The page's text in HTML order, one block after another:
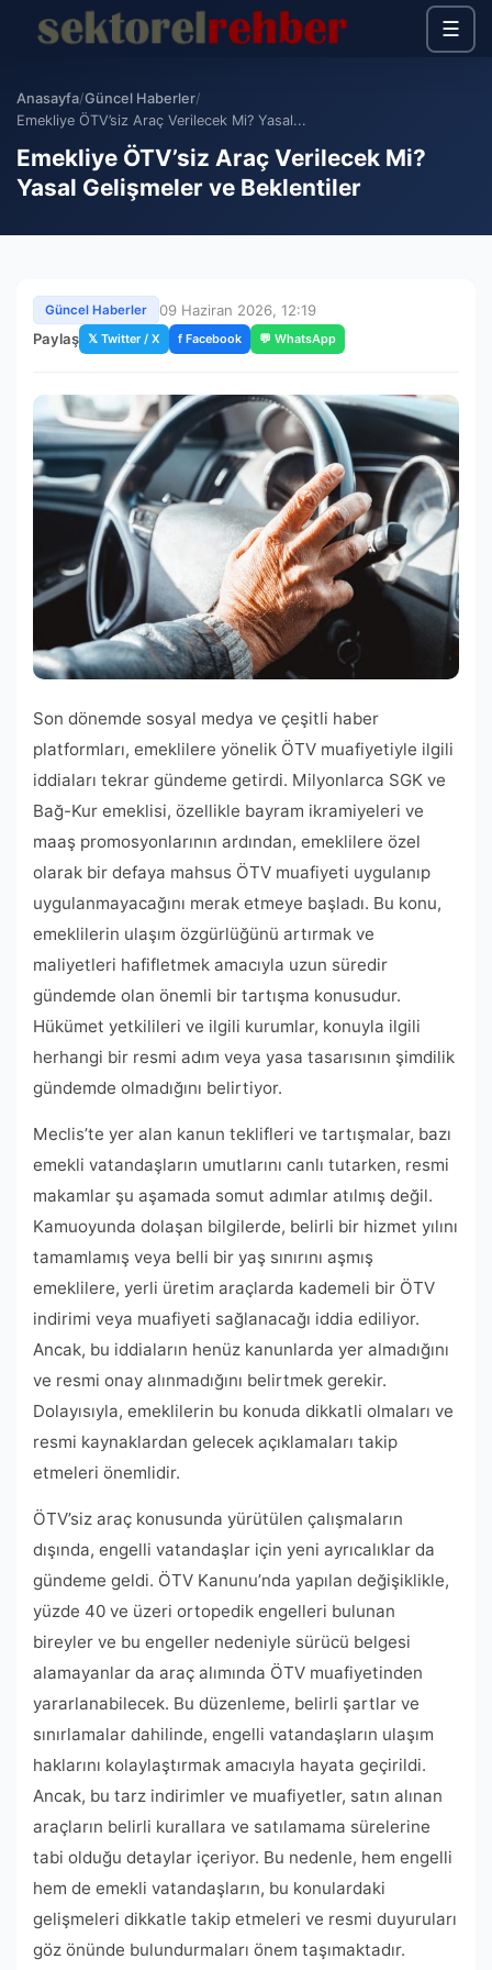
☰
Anasayfa/Güncel Haberler/
Emekliye ÖTV’siz Araç Verilecek Mi? Yasal...
Emekliye ÖTV’siz Araç Verilecek Mi?
Yasal Gelişmeler ve Beklentiler
Güncel Haberler
09 Haziran 2026, 12:19
Paylaş 𝕏 Twitter / X f Facebook 💬 WhatsApp
Son dönemde sosyal medya ve çeşitli haber
platformları, emeklilere yönelik ÖTV muafiyetiyle ilgili
iddiaları tekrar gündeme getirdi. Milyonlarca SGK ve
Bağ-Kur emeklisi, özellikle bayram ikramiyeleri ve
maaş promosyonlarının ardından, emeklilere özel
olarak bir defaya mahsus ÖTV muafiyeti uygulanıp
uygulanmayacağını merak etmeye başladı. Bu konu,
emeklilerin ulaşım özgürlüğünü artırmak ve
maliyetleri hafifletmek amacıyla uzun süredir
gündemde olan önemli bir tartışma konusudur.
Hükümet yetkilileri ve ilgili kurumlar, konuyla ilgili
herhangi bir resmi adım veya yasa tasarısının şimdilik
gündemde olmadığını belirtiyor.
Meclis’te yer alan kanun teklifleri ve tartışmalar, bazı
emekli vatandaşların umutlarını canlı tutarken, resmi
makamlar şu aşamada somut adımlar atılmış değil.
Kamuoyunda dolaşan bilgilerde, belirli bir hizmet yılını
tamamlamış veya belli bir yaş sınırını aşmış
emeklilere, yerli üretim araçlarda kademeli bir ÖTV
indirimi veya muafiyeti sağlanacağı iddia ediliyor.
Ancak, bu iddiaların henüz kanunlarda yer almadığını
ve resmi onay alınmadığını belirtmek gerekir.
Dolayısıyla, emeklilerin bu konuda dikkatli olmaları ve
resmi kaynaklardan gelecek açıklamaları takip
etmeleri önemlidir.
ÖTV’siz araç konusunda yürütülen çalışmaların
dışında, engelli vatandaşlar için yeni ayrıcalıklar da
gündeme geldi. ÖTV Kanunu’nda yapılan değişiklikle,
yüzde 40 ve üzeri ortopedik engelleri bulunan
bireyler ve bu engeller nedeniyle sürücü belgesi
alamayanlar da araç alımında ÖTV muafiyetinden
yararlanabilecek. Bu düzenleme, belirli şartlar ve
sınırlamalar dahilinde, engelli vatandaşların ulaşım
haklarını kolaylaştırmak amacıyla hayata geçirildi.
Ancak, bu tarz indirimler ve muafiyetler, satın alınan
araçların belirli kurallara ve satılamama sürelerine
tabi olduğu detaylar içeriyor. Bu nedenle, hem engelli
hem de emekli vatandaşların, bu konulardaki
gelişmeleri dikkatle takip etmeleri ve resmi duyuruları
göz önünde bulundurmaları önem taşımaktadır.